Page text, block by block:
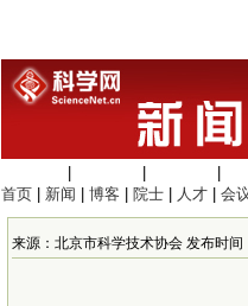
首页
新闻 博客 院士 人才 会
来源：北京市科学技术协会 发布时间